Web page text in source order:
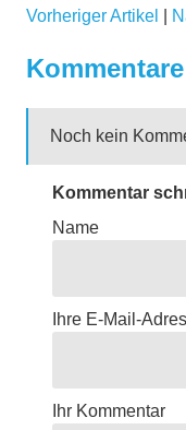
Vorheriger Artikel
Kommentare
Noch kein
Kommentar
Name
Ihre E-Mail-
Ihr Kommentar